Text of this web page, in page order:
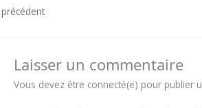
précédent
Laisser un commentaire
Vous devez être connecté(e) pour publier